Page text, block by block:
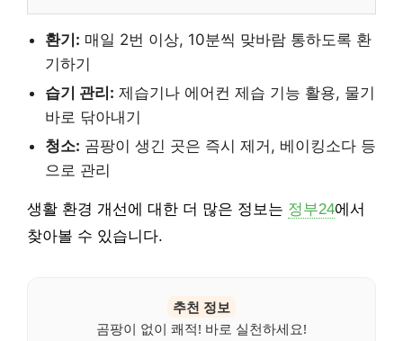
환기: 매일 2번 이상, 10분씩 맞바람 통하도록 환
기하기
습기 관리: 제습기나 에어컨 제습 기능 활용, 물기
바로 닦아내기
청소: 곰팡이 생긴 곳은 즉시 제거, 베이킹소다 등
으로 관리
생활 환경 개선에 대한 더 많은 정보는 정부24에서
찾아볼 수 있습니다.
추천 정보
곰팡이 없이 쾌적! 바로 실천하세요!